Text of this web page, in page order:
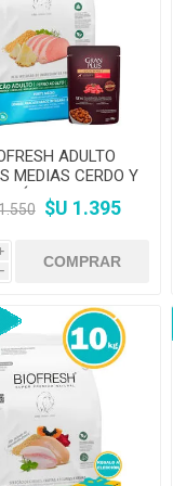
Antiparasitarios
(Cepillos, peines y
y Antiparasitarios
Postoperatorio
ADULTO
MEDIAS CERDO Y
3KG + Salsa
Gran Plus$U 1.395